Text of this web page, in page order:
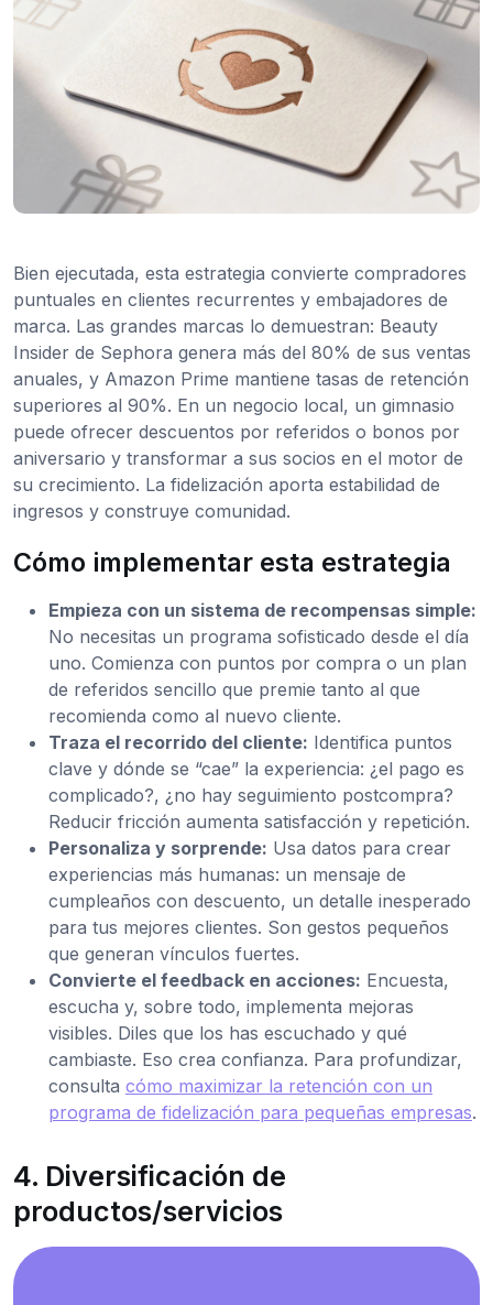
Bien ejecutada, esta estrategia convierte compradores
puntuales en clientes recurrentes y embajadores de
marca. Las grandes marcas lo demuestran: Beauty
Insider de Sephora genera más del 80% de sus ventas
anuales, y Amazon Prime mantiene tasas de retención
superiores al 90%. En un negocio local, un gimnasio
puede ofrecer descuentos por referidos o bonos por
aniversario y transformar a sus socios en el motor de
su crecimiento. La fidelización aporta estabilidad de
ingresos y construye comunidad.
Cómo implementar esta estrategia
Empieza con un sistema de recompensas simple:
No necesitas un programa sofisticado desde el día
uno. Comienza con puntos por compra o un plan
de referidos sencillo que premie tanto al que
recomienda como al nuevo cliente.
Traza el recorrido del cliente: Identifica puntos
clave y dónde se “cae” la experiencia: ¿el pago es
complicado?, ¿no hay seguimiento postcompra?
Reducir fricción aumenta satisfacción y repetición.
Personaliza y sorprende: Usa datos para crear
experiencias más humanas: un mensaje de
cumpleaños con descuento, un detalle inesperado
para tus mejores clientes. Son gestos pequeños
que generan vínculos fuertes.
Convierte el feedback en acciones: Encuesta,
escucha y, sobre todo, implementa mejoras
visibles. Diles que los has escuchado y qué
cambiaste. Eso crea confianza. Para profundizar,
consulta cómo maximizar la retención con un
programa de fidelización para pequeñas empresas.
4. Diversificación de
productos/servicios